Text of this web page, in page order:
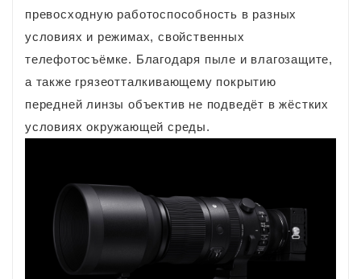
превосходную работоспособность в разных
условиях и режимах, свойственных
телефотосъёмке. Благодаря пыле и влагозащите,
а также грязеотталкивающему покрытию
передней линзы объектив не подведёт в жёстких
условиях окружающей среды.